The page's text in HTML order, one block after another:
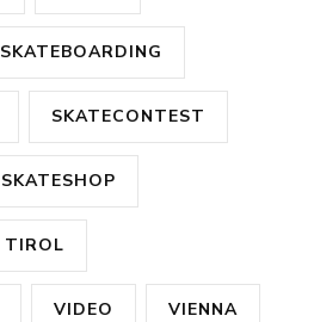
SKATEBOARDING
SKATECONTEST
SKATESHOP
TIROL
VIDEO VIENNA